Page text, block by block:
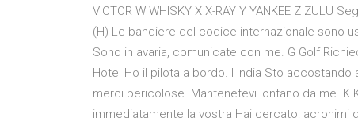
VICTOR W WHISKY X X-RAY Y YANKEE Z ZULU
(H) Le bandiere del codice internazionale sono
Sono in avaria, comunicate con me. G Golf
Hotel Ho il pilota a bordo. I India Sto
merci pericolose. Mantenetevi lontano da me. K
immediatamente la vostra Hai cercato: acronimi